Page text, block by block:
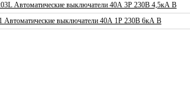
Автоматические выключатели 40А 3P 230В 4,5кА B
Автоматические выключатели 40А 1P 230В 6кА B